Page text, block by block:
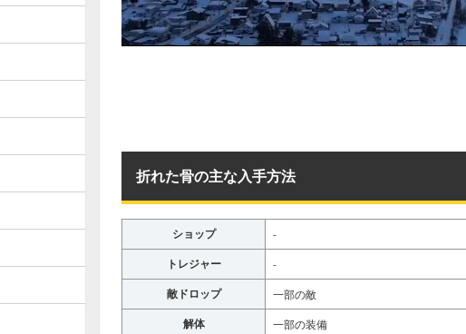
折れた骨の主な入手方法
ショップ -
トレジャー -
敵ドロップ 一部の敵
解体 一部の装備